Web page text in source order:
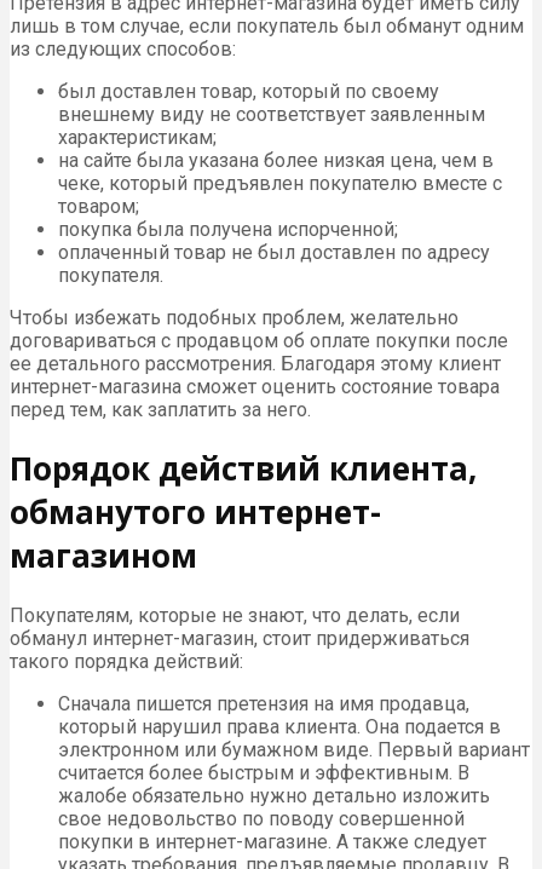
лишь в том случае, если покупатель был обманут одним
из следующих способов:
был доставлен товар, который по своему
внешнему виду не соответствует заявленным
характеристикам;
на сайте была указана более низкая цена, чем в
чеке, который предъявлен покупателю вместе с
товаром;
покупка была получена испорченной;
оплаченный товар не был доставлен по адресу
покупателя.
Чтобы избежать подобных проблем, желательно
договариваться с продавцом об оплате покупки после
ее детального рассмотрения. Благодаря этому клиент
интернет-магазина сможет оценить состояние товара
перед тем, как заплатить за него.
Порядок действий клиента,
обманутого интернет-
магазином
Покупателям, которые не знают, что делать, если
обманул интернет-магазин, стоит придерживаться
такого порядка действий:
Сначала пишется претензия на имя продавца,
который нарушил права клиента. Она подается в
электронном или бумажном виде. Первый вариант
считается более быстрым и эффективным. В
жалобе обязательно нужно детально изложить
свое недовольство по поводу совершенной
покупки в интернет-магазине. А также следует
указать требования, предъявляемые продавцу. В